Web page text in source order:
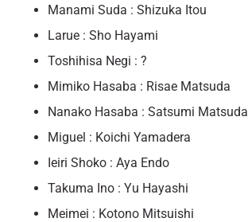
Manami Suda : Shizuka Itou
Larue : Sho Hayami
Toshihisa Negi : ?
Mimiko Hasaba : Risae Matsuda
Nanako Hasaba : Satsumi Matsuda
Miguel : Koichi Yamadera
Ieiri Shoko : Aya Endo
Takuma Ino : Yu Hayashi
Meimei : Kotono Mitsuishi